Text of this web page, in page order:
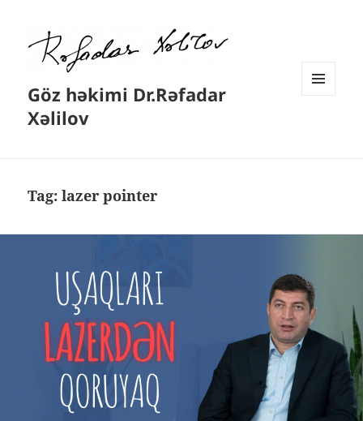
Göz həkimi Dr.Rəfadar
Xəlilov
Tag:lazer pointer